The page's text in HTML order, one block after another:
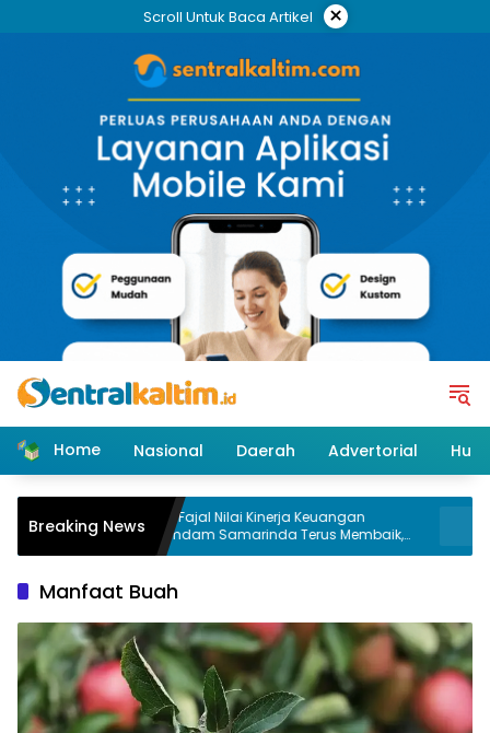
Scroll Untuk Baca Artikel ×
Home Nasional Daerah Advertorial
Breaking News
Joha Fajal Nilai Kinerja Keuangan
Perumdam Samarinda Terus Membaik,
Ketergantungan pada Subsidi Berkurang
Pasukan
Manfaat Buah